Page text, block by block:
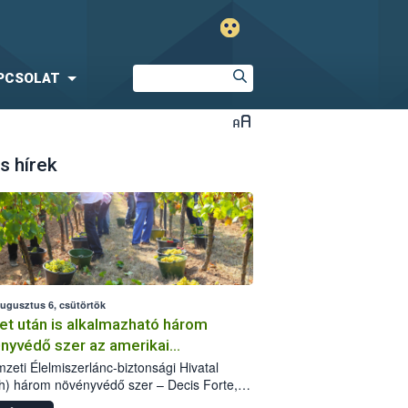
hírek
6, csütörtök
után is alkalmazható három
szer az amerikai
ellen
Élelmiszerlánc-biztonsági Hivatal
három növényvédő szer – Decis Forte,
24 EW, Oroganic – engedélyokiratát